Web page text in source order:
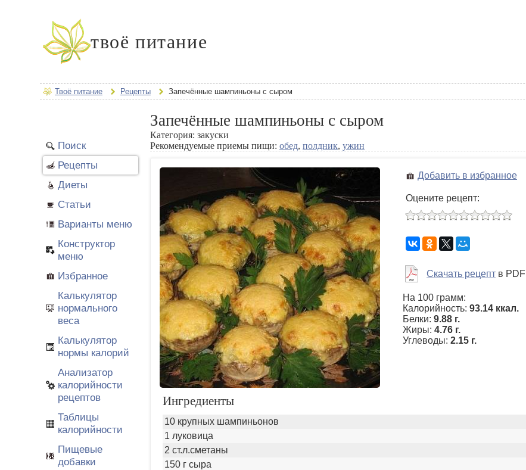
твоё питание
Твоё питание Рецепты Запечённые шампиньоны с сыром
Поиск
Рецепты
Диеты
Статьи
Варианты меню
Конструктор
меню
Избранное
Калькулятор
нормального
веса
Калькулятор
нормы калорий
Анализатор
калорийности
рецептов
Таблицы
калорийности
Пищевые
добавки
Запечённые шампиньоны с сыром
Категория: закуски
Рекомендуемые приемы пищи: обед, полдник, ужин
Добавить в избранное
Оцените рецепт:
Скачать рецепт в PDF
На 100 грамм:
Калорийность: 93.14 ккал.
Белки: 9.88 г.
Жиры: 4.76 г.
Углеводы: 2.15 г.
Ингредиенты
10 крупных шампиньонов
1 луковица
2 ст.л.сметаны
150 г сыра